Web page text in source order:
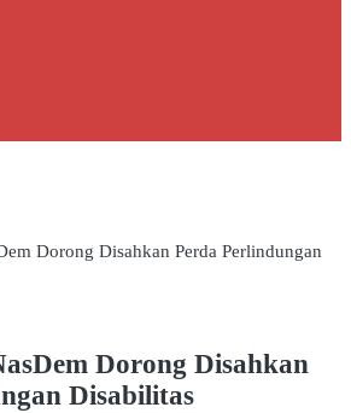
Dorong Disahkan Perda Perlindungan
Dorong Disahkan
Disabilitas